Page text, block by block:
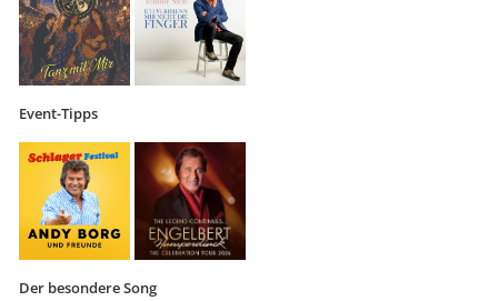
Event-Tipps
Der besondere Song